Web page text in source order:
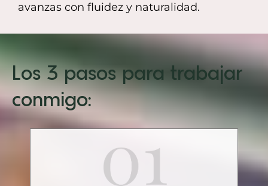
avanzas con fluidez y naturalidad.
Los 3 pasos para trabajar
conmigo: